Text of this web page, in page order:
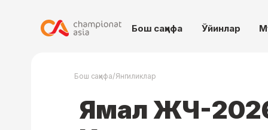
Бош саҳифа Ўйинлар
Бош саҳифа/Янгиликлар
Ямал ЖЧ-